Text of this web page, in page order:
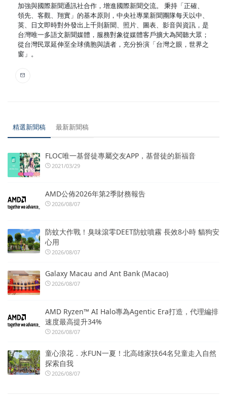
加強與國際新聞通訊社合作，增進國際新聞交流。 秉持「正確、
領先、客觀、翔實」的基本原則，中央社專業新聞團隊每天以中、
英、日文即時對外發出上千則新聞、照片、圖表、影音與資訊，是
台灣唯一多語文新聞媒體，服務對象從媒體客戶擴大為閱聽大眾；
從台灣民眾延伸至全球僑胞與讀者，充分扮演「台灣之眼，世界之
窗」。
精選新聞稿 最新新聞稿
FLOC唯一基督徒專屬交友APP，基督徒的新福音
2021/03/29
AMD公佈2026年第2季財務報告
2026/08/07
防蚊大作戰！臭味滾零DEET防蚊噴霧 長效8小時 貓狗安
心用
2026/08/07
Galaxy Macau and Ant Bank (Macao)
2026/08/07
AMD Ryzen™ AI Halo專為Agentic Era打造，代理編排
速度最高提升34%
2026/08/07
童心浪花．水FUN一夏！北高雄家扶64名兒童走入自然
探索自我
2026/08/07